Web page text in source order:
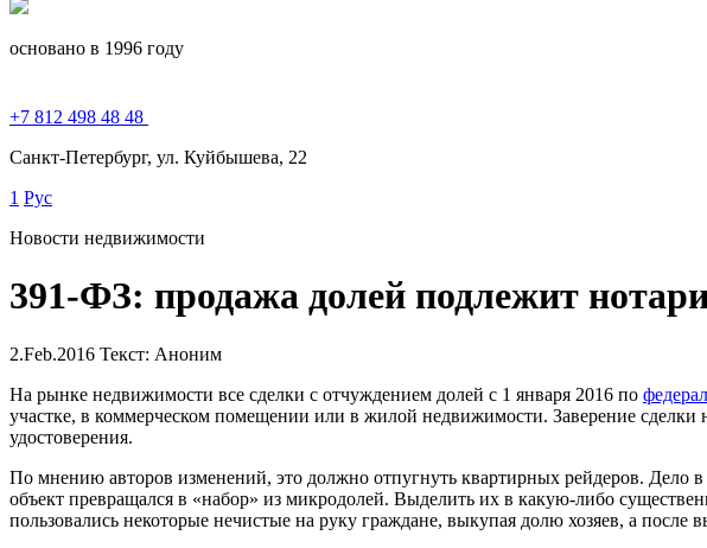
основано в 1996 году
+7 812 498 48 48
Санкт-Петербург, ул. Куйбышева, 22
1 Рус
Новости недвижимости
391-ФЗ: продажа долей подлежит
2.Feb.2016 Текст: Аноним
На рынке недвижимости все сделки с отчуждением долей с 1 января 2016 по
участке, в коммерческом помещении или в жилой недвижимости. Заверение сделки
удостоверения.
По мнению авторов изменений, это должно отпугнуть квартирных рейдеров. Дело
объект превращался в «набор» из микродолей. Выделить их в какую-либо
пользовались некоторые нечистые на руку граждане, выкупая долю хозяев, а после